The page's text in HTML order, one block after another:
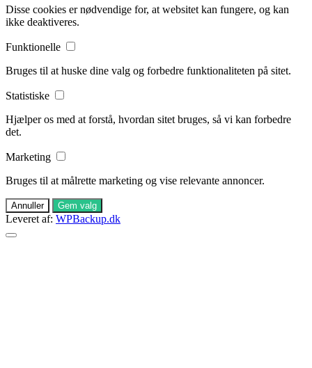
Disse cookies er nødvendige for, at websitet kan fungere, og kan
ikke deaktiveres.
Funktionelle
Bruges til at huske dine valg og forbedre funktionaliteten på sitet.
Statistiske
Hjælper os med at forstå, hvordan sitet bruges, så vi kan forbedre
det.
Marketing
Bruges til at målrette marketing og vise relevante annoncer.
Annuller Gem valg
Leveret af: WPBackup.dk